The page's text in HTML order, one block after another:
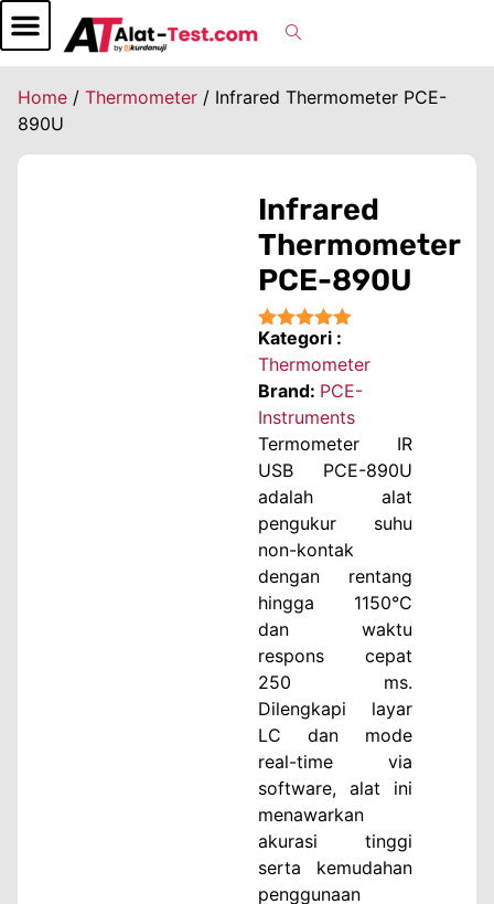
Home / Thermometer / Infrared Thermometer PCE-
890U
Infrared
Thermometer
PCE-890U
★★★★★
Kategori :
Thermometer
Brand: PCE-
Instruments
Termometer IR
USB PCE-890U
adalah alat
pengukur suhu
non-kontak
dengan rentang
hingga 1150°C
dan waktu
respons cepat
250 ms.
Dilengkapi layar
LC dan mode
real-time via
software, alat ini
menawarkan
akurasi tinggi
serta kemudahan
penggunaan